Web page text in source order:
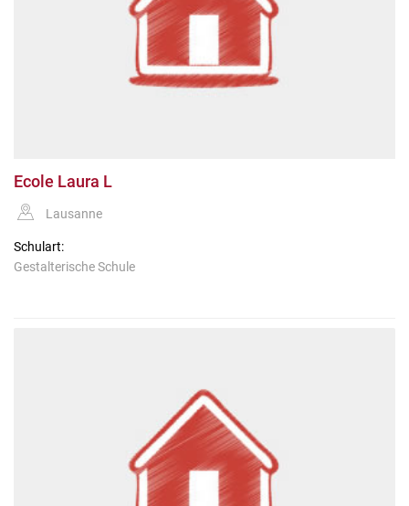
Ecole Laura L
Lausanne
Schulart:
Gestalterische Schule